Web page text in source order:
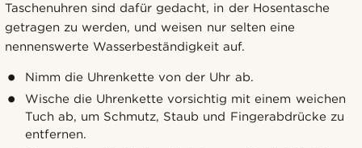
Taschenuhren sind dafür gedacht, in der Hosentasche
getragen zu werden, und weisen nur selten eine
nennenswerte Wasserbeständigkeit auf.
Nimm die Uhrenkette von der Uhr ab.
Wische die Uhrenkette vorsichtig mit einem weichen
Tuch ab, um Schmutz, Staub und Fingerabdrücke zu
entfernen.